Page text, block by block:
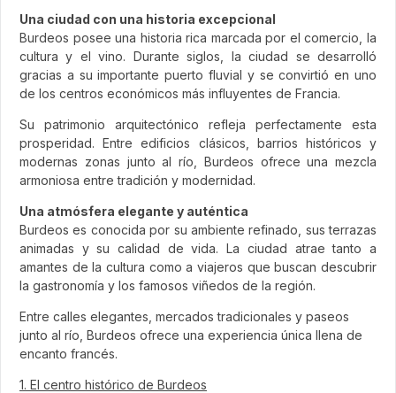
Una ciudad con una historia excepcional
Burdeos posee una historia rica marcada por el comercio, la
cultura y el vino. Durante siglos, la ciudad se desarrolló
gracias a su importante puerto fluvial y se convirtió en uno
de los centros económicos más influyentes de Francia.
Su patrimonio arquitectónico refleja perfectamente esta
prosperidad. Entre edificios clásicos, barrios históricos y
modernas zonas junto al río, Burdeos ofrece una mezcla
armoniosa entre tradición y modernidad.
Una atmósfera elegante y auténtica
Burdeos es conocida por su ambiente refinado, sus terrazas
animadas y su calidad de vida. La ciudad atrae tanto a
amantes de la cultura como a viajeros que buscan descubrir
la gastronomía y los famosos viñedos de la región.
Entre calles elegantes, mercados tradicionales y paseos
junto al río, Burdeos ofrece una experiencia única llena de
encanto francés.
1. El centro histórico de Burdeos